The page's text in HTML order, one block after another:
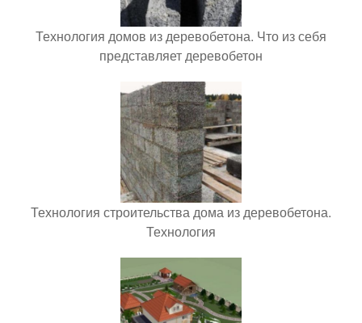
Технология домов из деревобетона. Что из себя
представляет деревобетон
Технология строительства дома из деревобетона.
Технология